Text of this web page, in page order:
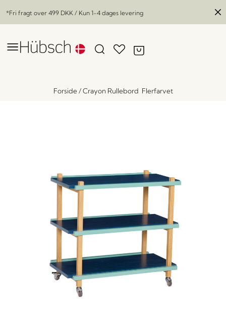
*Fri fragt over 499 DKK / Kun 1-4 dages levering
Forside/Crayon Rullebord Flerfarvet